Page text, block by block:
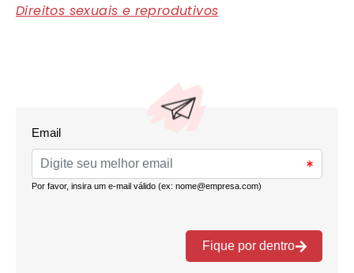
Direitos sexuais e reprodutivos